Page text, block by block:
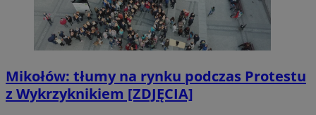
Mikołów: tłumy na rynku podczas Protestu
z Wykrzyknikiem [ZDJĘCIA]